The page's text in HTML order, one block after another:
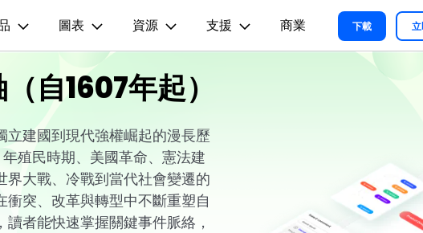
精選產品
產品
。
工具。
PDF 解決方案產品
PDFelement
PDF 建立與編輯工具。
PDFelement Cloud
雲端文件管理。
商務
PDF 解決方案
PDFelement
圖表與圖像
EdrawMind
EdrawMax
關於我們
我們的故事
人才招募
聯絡我們
新聞中心 商店
心智圖與腦力激盪工具
圖表
技術用途
ER圖
電路圖
P&ID
資源
文章内容
各種工程製圖圖表範例 >
各種系統架構圖表範例 >
各種關係圖譜圖表範例 >
支援
教程
EdrawMax 教程 >
支援中心
支援中心 >
商業 下載
自1607年起）
建國到現代強權崛起的漫長歷
殖民時期、美國革命、憲法建
大戰、冷戰到當代社會變遷的
突、改革與轉型中不斷重塑自
者能快速掌握關鍵事件脈絡，